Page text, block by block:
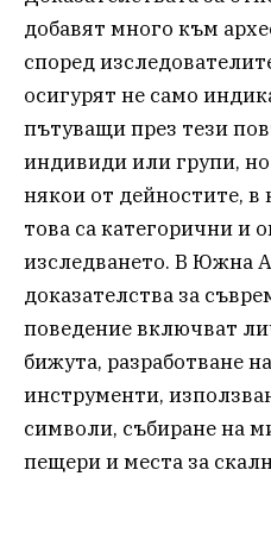
добавят много към
според
осигурят не само
пътуващи през тези
индивиди или групи, но
някои от дейностите, в
това са категорични и
изследването. В Южна
доказателства за
поведение включват
бижута, разработване
инструменти,
символи, събиране на
пещери и места за